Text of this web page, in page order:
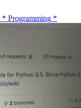
* Programming *